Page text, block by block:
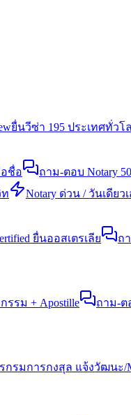
ยื่นวีซ่า 195 ประเทศทั่วโ
ชื่อ ถาม-ตอบ Notary
Notary ด่วน / วันเดียว
ยื่นออสเตรเลีย ถ
รม + Apostille ถาม-ต
กรมการกงสุล แจ้งวัฒนะ/